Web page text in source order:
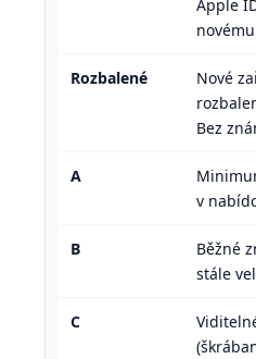
Apple
Rozbalené
Nové
Bez
A
v
B
Běžné
stále
C